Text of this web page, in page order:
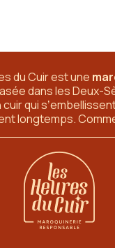
du Cuir est une
dans les Deux-
qui
longtemps.